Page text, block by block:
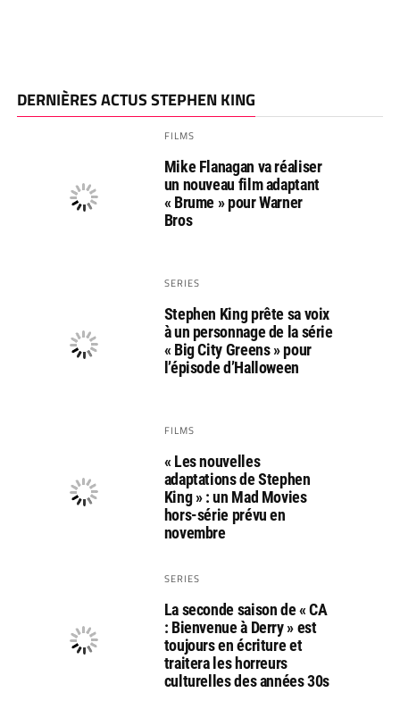
DERNIÈRES ACTUS STEPHEN KING
FILMS
Mike Flanagan va réaliser
un nouveau film adaptant
« Brume » pour Warner
Bros
SERIES
Stephen King prête sa voix
à un personnage de la série
« Big City Greens » pour
l’épisode d’Halloween
FILMS
« Les nouvelles
adaptations de Stephen
King » : un Mad Movies
hors-série prévu en
novembre
SERIES
La seconde saison de « CA
: Bienvenue à Derry » est
toujours en écriture et
traitera les horreurs
culturelles des années 30s